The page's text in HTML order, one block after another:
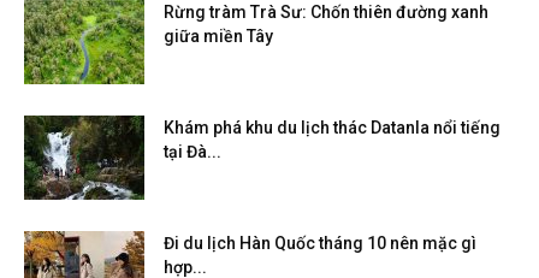
Rừng tràm Trà Sư: Chốn thiên đường xanh
giữa miền Tây
Khám phá khu du lịch thác Datanla nổi tiếng
tại Đà...
Đi du lịch Hàn Quốc tháng 10 nên mặc gì
hợp...